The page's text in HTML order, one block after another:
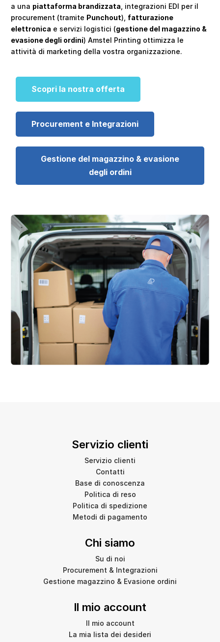
a una piattaforma brandizzata , integrazioni EDI per il
procurement (tramite Punchout), fatturazione
elettronica e servizi logistici (gestione del magazzino &
evasione degli ordini) Amstel Printing ottimizza le
attività di marketing della vostra organizzazione.
Scopri la nostra offerta
Procurement e Integrazioni
Gestione del magazzino & evasione
degli ordini
Servizio clienti
Servizio clienti
Contatti
Base di conoscenza
Politica di reso
Politica di spedizione
Metodi di pagamento
Chi siamo
Su di noi
Procurement & Integrazioni
Gestione magazzino & Evasione ordini
Il mio account
Il mio account
La mia lista dei desideri